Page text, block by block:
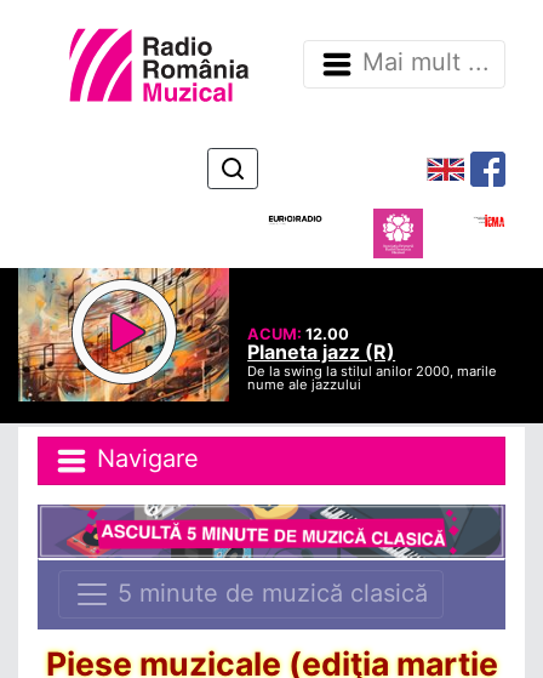
Mai mult ...
ACUM:12.00
Planeta jazz (R)
De la swing la stilul anilor 2000, marile
nume ale jazzului
Navigare
5 minute de muzică clasică
Piese muzicale (ediţia martie